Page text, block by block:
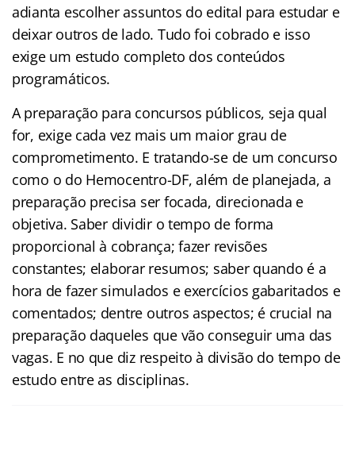
adianta escolher assuntos do edital para estudar e
deixar outros de lado. Tudo foi cobrado e isso
exige um estudo completo dos conteúdos
programáticos.
A preparação para concursos públicos, seja qual
for, exige cada vez mais um maior grau de
comprometimento. E tratando-se de um concurso
como o do Hemocentro-DF, além de planejada, a
preparação precisa ser focada, direcionada e
objetiva. Saber dividir o tempo de forma
proporcional à cobrança; fazer revisões
constantes; elaborar resumos; saber quando é a
hora de fazer simulados e exercícios gabaritados e
comentados; dentre outros aspectos; é crucial na
preparação daqueles que vão conseguir uma das
vagas. E no que diz respeito à divisão do tempo de
estudo entre as disciplinas.